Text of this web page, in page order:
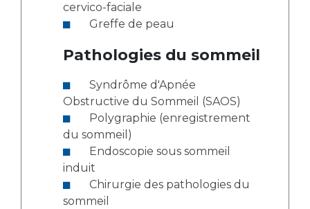
cervico-faciale
Greffe de peau
Pathologies du sommeil
Obstructive du Sommeil (SAOS)
du sommeil)
induit
sommeil